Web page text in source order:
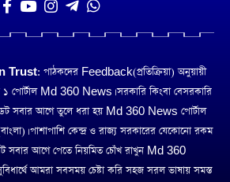
Trust: পাঠকদের Feedback(প্রতিক্রিয়া) অনুয়ায়ী
১ পোর্টাল Md 360 News। সরকারি কিংবা বেসরকারি
সবার আগে তুলে ধরা হয় Md 360 News পোর্টাল
পাশাপাশি কেন্দ্র ও রাজ্য সরকারের যেকোনো রকম
সবার আগে পেতে নিয়মিত চোঁখ রাখুন Md 360
আমরা সবসময় চেষ্টা করি সহজ সরল ভাষায় সমস্ত